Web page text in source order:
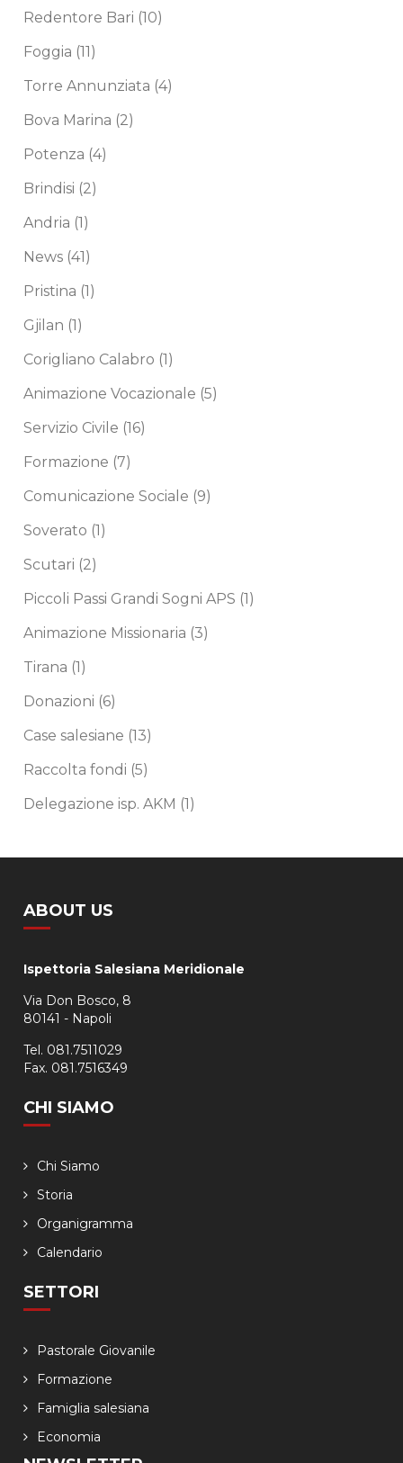
Redentore Bari (10)
Foggia (11)
Torre Annunziata (4)
Bova Marina (2)
Potenza (4)
Brindisi (2)
Andria (1)
News (41)
Pristina (1)
Gjilan (1)
Corigliano Calabro (1)
Animazione Vocazionale (5)
Servizio Civile (16)
Formazione (7)
Comunicazione Sociale (9)
Soverato (1)
Scutari (2)
Piccoli Passi Grandi Sogni APS (1)
Animazione Missionaria (3)
Tirana (1)
Donazioni (6)
Case salesiane (13)
Raccolta fondi (5)
Delegazione isp. AKM (1)
ABOUT US
Ispettoria Salesiana Meridionale
Via Don Bosco, 8
80141 - Napoli
Tel. 081.7511029
Fax. 081.7516349
CHI SIAMO
Chi Siamo
Storia
Organigramma
Calendario
SETTORI
Pastorale Giovanile
Formazione
Famiglia salesiana
Economia